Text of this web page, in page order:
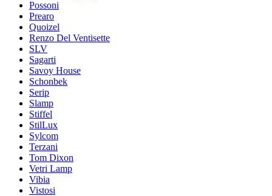
Possoni
Prearo
Quoizel
Renzo Del Ventisette
SLV
Sagarti
Savoy House
Schonbek
Serip
Slamp
Stiffel
StilLux
Sylcom
Terzani
Tom Dixon
Vetri Lamp
Vibia
Vistosi